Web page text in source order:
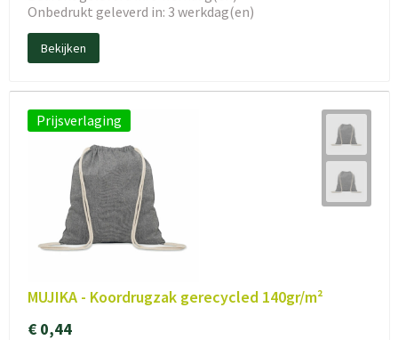
Onbedrukt geleverd in: 3 werkdag(en)
Bekijken
Prijsverlaging
MUJIKA - Koordrugzak gerecycled 140gr/m²
€ 0,44